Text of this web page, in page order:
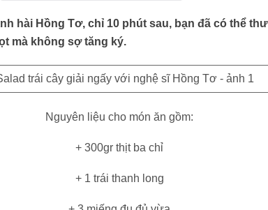
hài Hồng Tơ, chỉ 10 phút sau, bạn đã có thể
mà không sợ tăng ký.
Nguyên liệu cho món ăn gồm:
+ 300gr thịt ba chỉ
+ 1 trái thanh long